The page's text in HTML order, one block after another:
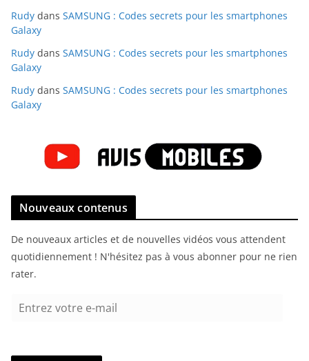
Rudy dans SAMSUNG : Codes secrets pour les smartphones
Galaxy
Rudy dans SAMSUNG : Codes secrets pour les smartphones
Galaxy
Rudy dans SAMSUNG : Codes secrets pour les smartphones
Galaxy
Nouveaux contenus
De nouveaux articles et de nouvelles vidéos vous attendent
quotidiennement ! N'hésitez pas à vous abonner pour ne rien
rater.
r